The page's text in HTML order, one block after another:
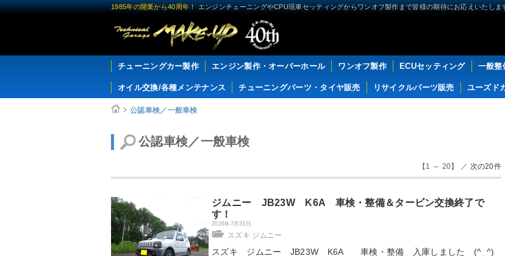
1985年の開業から40周年！エンジンチューニングやCPU現車セッティングからワンオフ製作まで皆様の期待にお応えいたしま
チューニングカー製作 エンジン製作・オーバーホール ワンオフ製作 ECUセッティング 一般整
オイル交換/各種メンテナンス チューニングパーツ・タイヤ販売 リサイクルパーツ販売 ユーズド
公認車検／一般車検
公認車検／一般車検
【1 ～ 20】 ／ 次の20件
ジムニー JB23W K6A 車検・整備＆タービン交換終了で
す！
2026年7月31日
スズキ ジムニー
スズキ ジムニー JB23W K6A 車検・整備 入庫しました (^_^)